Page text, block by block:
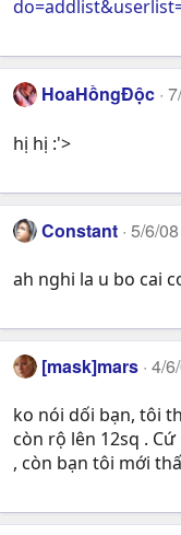
HoaHồngĐộc
hị hị :'>
Constant 5/6/08
ah nghi la u bo cai
[mask]mars 4/
ko nói dối bạn, tôi
còn rộ lên 12sq .
, còn bạn tôi mới